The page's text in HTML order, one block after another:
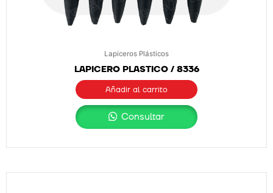
Lapiceros Plásticos
LAPICERO PLASTICO / 8336
Añadir al carrito
Consultar